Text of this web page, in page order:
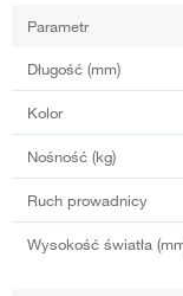
Parametr
Długość (mm)
Kolor
Nośność (kg)
Ruch prowadnicy
Wysokość światła